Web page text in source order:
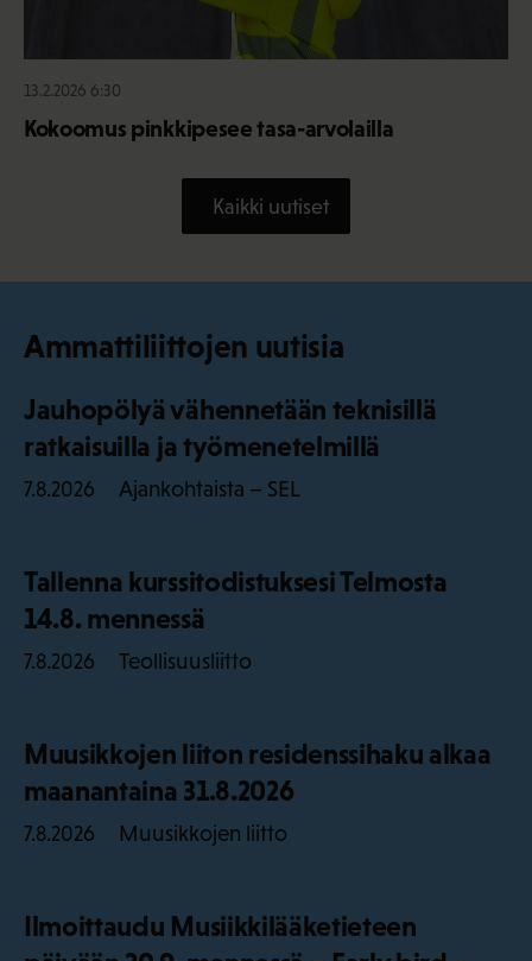
13.2.2026 6:30
Kokoomus pinkkipesee tasa-arvolailla
Kaikki uutiset
Ammattiliittojen uutisia
Jauhopölyä vähennetään teknisillä
ratkaisuilla ja työmenetelmillä
7.8.2026 Ajankohtaista – SEL
Tallenna kurssitodistuksesi Telmosta
14.8. mennessä
7.8.2026 Teollisuusliitto
Muusikkojen liiton residenssihaku alkaa
maanantaina 31.8.2026
7.8.2026 Muusikkojen liitto
Ilmoittaudu Musiikkilääketieteen